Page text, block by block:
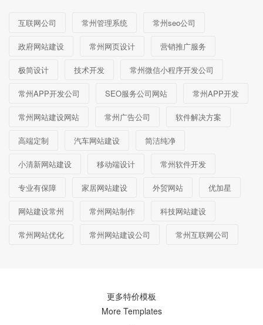
互联网公司 常州管理系统 常州seo公司
政府网站建设 常州网页设计 营销推广服务
极简设计 技术开发 常州微信小程序开发公司
常州APP开发公司 SEO服务公司网站 常州APP开发
常州网站建设网站 常州广告公司 软件解决方案
高端定制 汽车网站建设 简洁纯净
小清新网站建设 移动端设计 常州软件开发
专业有保障 家居网站建设 外贸网站 优加星
网站建设常州 常州网站制作 科技网站建设
常州网站优化 常州网站建设公司 常州互联网公司
更多特价模板
More Templates